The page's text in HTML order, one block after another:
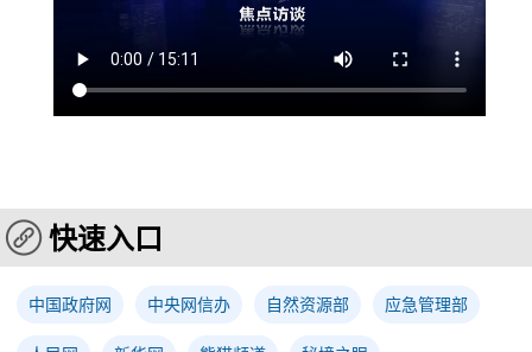
快速入口
中国政府网 中央网信办 自然资源部 应急管理部